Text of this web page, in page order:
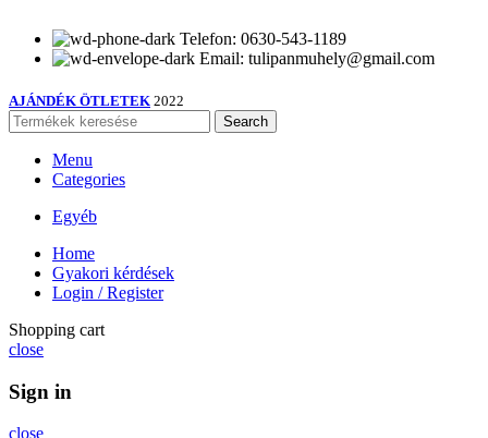
Telefon: 0630-543-1189
Email: tulipanmuhely@gmail.com
AJÁNDÉK ÖTLETEK 2022
Search
Menu
Categories
Egyéb
Home
Gyakori kérdések
Login / Register
Shopping cart
close
Sign in
close